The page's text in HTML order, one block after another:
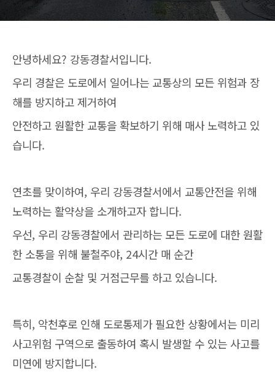
안녕하세요? 강동경찰서입니다.
우리 경찰은 도로에서 일어나는 교통상의 모든 위험과 장
해를 방지하고 제거하여
안전하고 원활한 교통을 확보하기 위해 매사 노력하고 있
습니다.
연초를 맞이하여, 우리 강동경찰서에서 교통안전을 위해
노력하는 활약상을 소개하고자 합니다.
우선, 우리 강동경찰에서 관리하는 모든 도로에 대한 원활
한 소통을 위해 불철주야, 24시간 매 순간
교통경찰이 순찰 및 거점근무를 하고 있습니다.
특히, 악천후로 인해 도로통제가 필요한 상황에서는 미리
사고위험 구역으로 출동하여 혹시 발생할 수 있는 사고를
미연에 방지합니다.